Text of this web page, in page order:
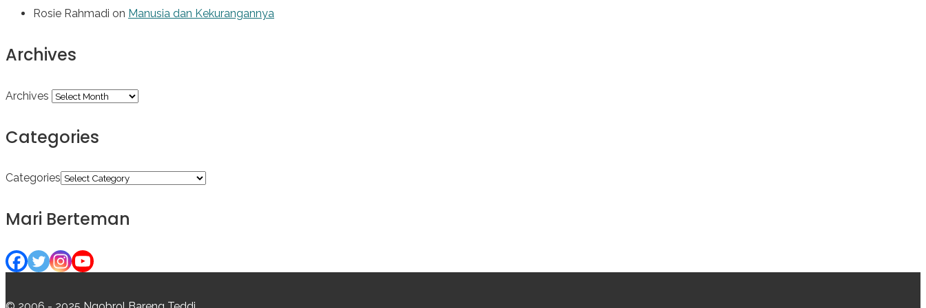
Rosie Rahmadi on Manusia dan Kekurangannya
Archives
Archives
Categories
Categories
Mari Berteman